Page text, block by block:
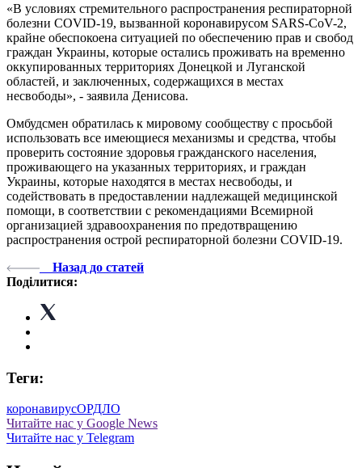
«В условиях стремительного распространения респираторной
болезни COVID-19, вызванной коронавирусом SARS-CoV-2,
крайне обеспокоена ситуацией по обеспечению прав и свобод
граждан Украины, которые остались проживать на временно
оккупированных территориях Донецкой и Луганской
областей, и заключенных, содержащихся в местах
несвободы», - заявила Денисова.
Омбудсмен обратилась к мировому сообществу с просьбой
использовать все имеющиеся механизмы и средства, чтобы
проверить состояние здоровья гражданского населения,
проживающего на указанных территориях, и граждан
Украины, которые находятся в местах несвободы, и
содействовать в предоставлении надлежащей медицинской
помощи, в соответствии с рекомендациями Всемирной
организацией здравоохранения по предотвращению
распространения острой респираторной болезни COVID-19.
Назад до статей
Поділитися:
Теги:
коронавирусОРДЛО
Читайте нас у Google News
Читайте нас у Telegram